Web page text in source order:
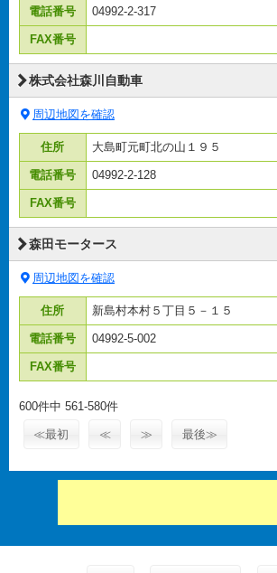
電話番号 04992-2-317
FAX番号
株式会社森川自動車
周辺地図を確認
住所 大島町元町北の山１９５
電話番号 04992-2-128
FAX番号
森田モータース
周辺地図を確認
住所 新島村本村５丁目５－１５
電話番号 04992-5-002
FAX番号
600件中 561-580件
≪最初 ≪ ≫ 最後≫